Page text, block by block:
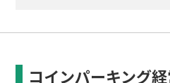
コインパーキング